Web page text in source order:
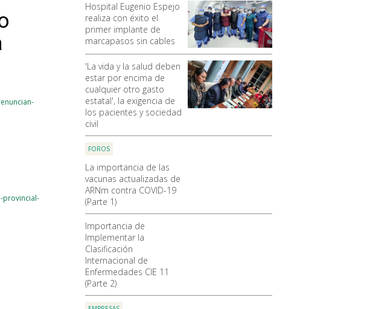
Hospital Eugenio Espejo
realiza con éxito el
primer implante de
marcapasos sin cables
'La vida y la salud deben
estar por encima de
cualquier otro gasto
estatal', la exigencia de
los pacientes y sociedad
civil
FOROS
La importancia de las
vacunas actualizadas de
ARNm contra COVID-19
(Parte 1)
Importancia de
Implementar la
Clasificación
Internacional de
Enfermedades CIE 11
(Parte 2)
provincial-